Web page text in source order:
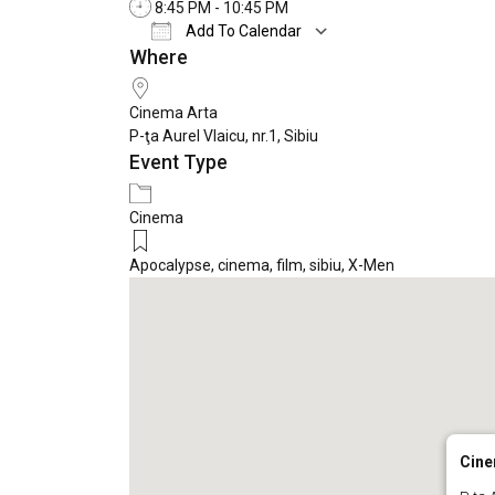
8:45 PM - 10:45 PM
Add To Calendar
Download ICS
Where
Cinema Arta
P-ţa Aurel Vlaicu, nr.1, Sibiu
Event Type
Cinema
Apocalypse, cinema, film, sibiu, X-Men